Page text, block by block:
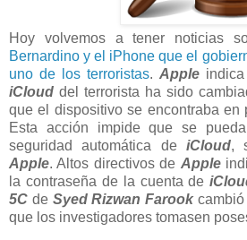
Hoy volvemos a tener noticias
Bernardino y el iPhone que el
uno de los terroristas. Apple
iCloud del terrorista ha sido
que el dispositivo se encontraba en
Esta acción impide que se
seguridad automática de iCloud,
Apple. Altos directivos de Apple
la contraseña de la cuenta de
5C de Syed Rizwan Farook cambió
que los investigadores tomasen